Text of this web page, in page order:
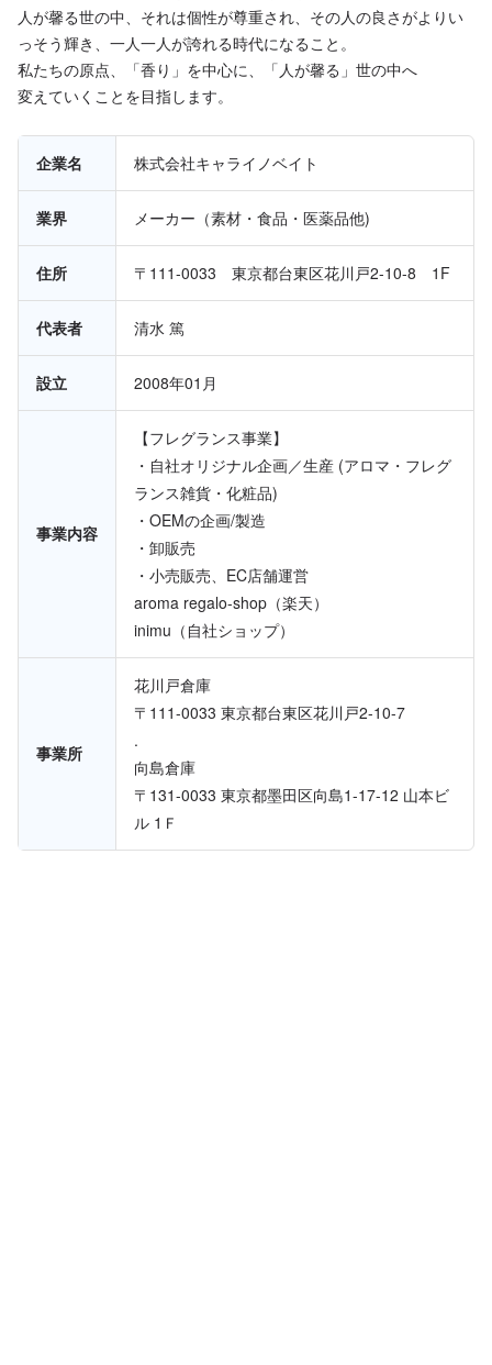
人が馨る世の中、それは個性が尊重され、その人の良さがよりい
っそう輝き、一人一人が誇れる時代になること。
私たちの原点、「香り」を中心に、「人が馨る」世の中へ
変えていくことを目指します。
企業名 株式会社キャライノベイト
業界 メーカー（素材・食品・医薬品他)
住所 〒111-0033 東京都台東区花川戸2-10-8 1F
代表者 清水 篤
設立 2008年01月
事業内容
【フレグランス事業】
・自社オリジナル企画／生産 (アロマ・フレグ
ランス雑貨・化粧品)
・OEMの企画/製造
・卸販売
・小売販売、EC店舗運営
aroma regalo-shop（楽天）
inimu（自社ショップ）
事業所
花川戸倉庫
〒111-0033 東京都台東区花川戸2-10-7
.
向島倉庫
〒131-0033 東京都墨田区向島1-17-12 山本ビ
ル 1Ｆ